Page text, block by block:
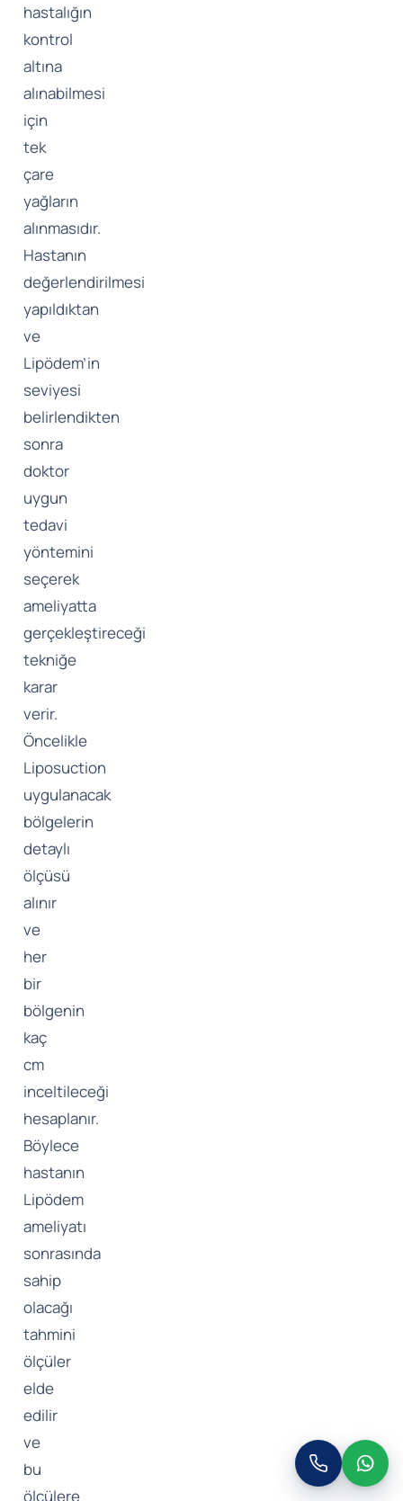
hastalığın
kontrol
altına
alınabilmesi
için
tek
çare
yağların
alınmasıdır.
Hastanın
değerlendirilmesi
yapıldıktan
ve
Lipödem’in
seviyesi
belirlendikten
sonra
doktor
uygun
tedavi
yöntemini
seçerek
ameliyatta
gerçekleştireceği
tekniğe
karar
verir.
Öncelikle
Liposuction
uygulanacak
bölgelerin
detaylı
ölçüsü
alınır
ve
her
bir
bölgenin
kaç
cm
inceltileceği
hesaplanır.
Böylece
hastanın
Lipödem
ameliyatı
sonrasında
sahip
olacağı
tahmini
ölçüler
elde
edilir
ve
bu
ölçülere